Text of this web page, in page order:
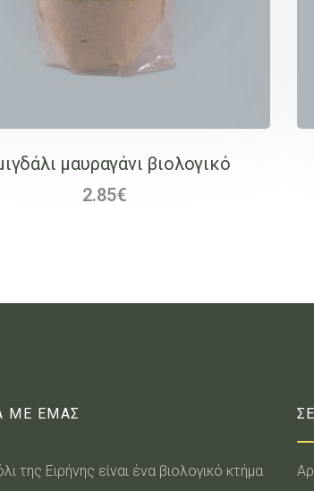
μαυραγάνι βιολογικό
2.85€
ΜΕ ΕΜΑΣ
της Ειρήνης είναι ένα βιολογικό κτήμα